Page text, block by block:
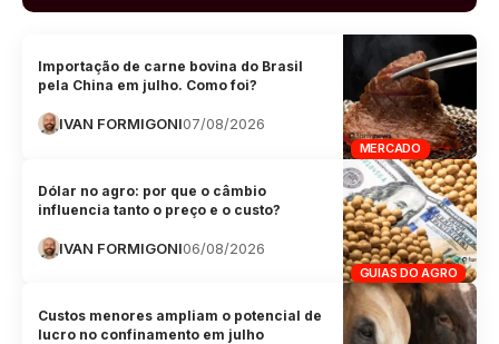
MERCADO
Importação de carne bovina do Brasil
pela China em julho. Como foi?
IVAN FORMIGONI07/08/2026
GUIAS DO AGRO
Dólar no agro: por que o câmbio
influencia tanto o preço e o custo?
IVAN FORMIGONI06/08/2026
Custos menores ampliam o potencial de
lucro no confinamento em julho